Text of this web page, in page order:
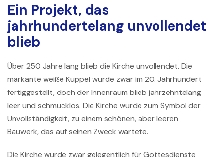
Ein Projekt, das
jahrhundertelang unvollendet
blieb
Über 250 Jahre lang blieb die Kirche unvollendet. Die
markante weiße Kuppel wurde zwar im 20. Jahrhundert
fertiggestellt, doch der Innenraum blieb jahrzehntelang
leer und schmucklos. Die Kirche wurde zum Symbol der
Unvollständigkeit, zu einem schönen, aber leeren
Bauwerk, das auf seinen Zweck wartete.
Die Kirche wurde zwar gelegentlich für Gottesdienste